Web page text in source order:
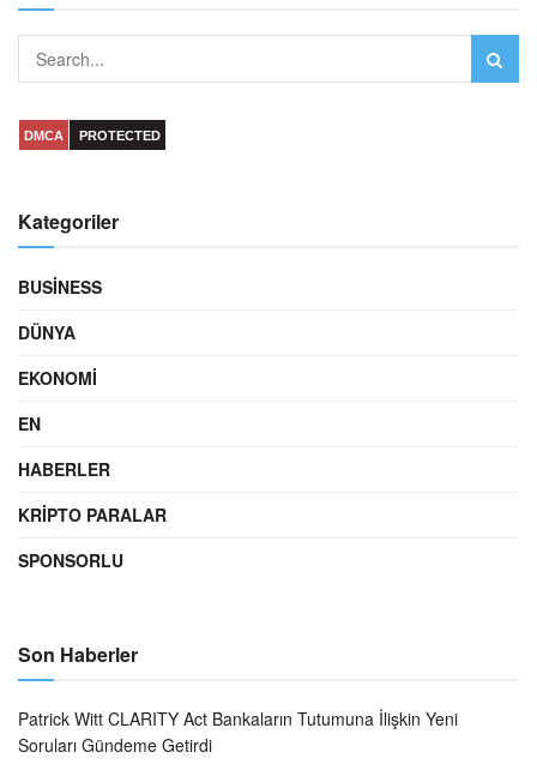
DMCA PROTECTED
Kategoriler
BUSINESS
DÜNYA
EKONOMI
EN
HABERLER
KRIPTO PARALAR
SPONSORLU
Son Haberler
Patrick Witt CLARITY Act Bankaların Tutumuna İlişkin Yeni
Soruları Gündeme Getirdi